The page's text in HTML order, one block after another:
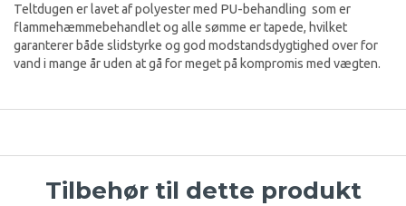
Teltdugen er lavet af polyester med PU-behandling som er
flammehæmmebehandlet og alle sømme er tapede, hvilket
garanterer både slidstyrke og god modstandsdygtighed over for
vand i mange år uden at gå for meget på kompromis med vægten.
Tilbehør til dette produkt